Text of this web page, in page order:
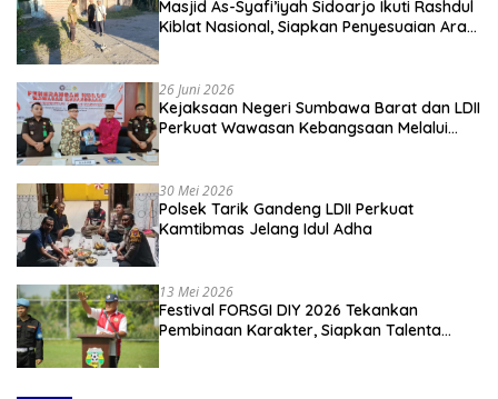
Masjid As-Syafi’iyah Sidoarjo Ikuti Rashdul
Kiblat Nasional, Siapkan Penyesuaian Arah
26 Juni 2026
Kejaksaan Negeri Sumbawa Barat dan LDII
Perkuat Wawasan Kebangsaan Melalui
30 Mei 2026
Polsek Tarik Gandeng LDII Perkuat
Kamtibmas Jelang Idul Adha
13 Mei 2026
Festival FORSGI DIY 2026 Tekankan
Pembinaan Karakter, Siapkan Talenta